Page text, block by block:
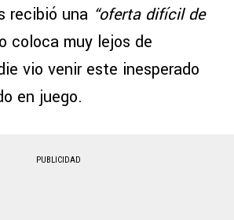
recibió una “oferta difícil de
coloca muy lejos de
vio venir este inesperado
en juego.
PUBLICIDAD